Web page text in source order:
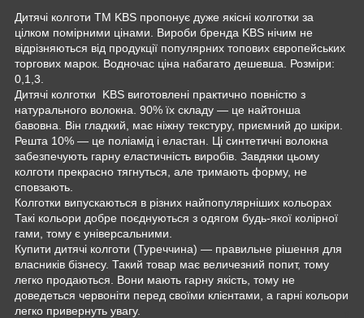
Дитячі колготи ТМ KBS пропонує дуже якісні колготки за
цілком помірними цінами. Вироби бренда KBS нічим не
відрізняються від продукції популярних топових європейських
торгових марок. Водночас ціна набагато дешевша. Розміри:
0,1,3.
Дитячі колготки KBS виготовлені практично повністю з
натурального волокна. 90% їх складу — це найтонша
бавовна. Він гладкий, має ніжну текстуру, приємний до шкіри.
Решта 10% — це поліамід і еластан. Ці синтетичні волокна
забезпечують гарну еластичність виробів. Завдяки цьому
колготи прекрасно тягнуться, але тримають форму, не
сповзають.
Колготки випускаються в різних найпопулярніших кольорах
Такі кольори добре поєднуються з одягом будь-якої колірної
гами, тому є універсальними.
Купити дитячі колготи (Туреччина) — правильне рішення для
власників бізнесу. Такий товар має величезний попит, тому
легко продаються. Вони мають гарну якість, тому не
доведеться червоніти перед своїми клієнтами, а гарні кольори
легко привернуть увагу.